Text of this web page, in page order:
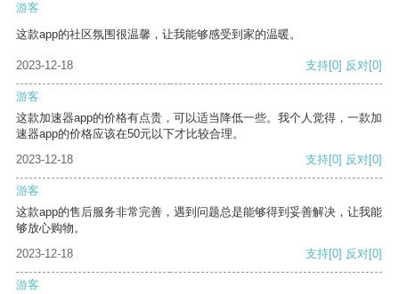
游客
这款app的社区氛围很温馨，让我能够感受到家的温暖。
2023-12-18 支持[0] 反对[0]
游客
这款加速器app的价格有点贵，可以适当降低一些。我个人觉得，一款加
速器app的价格应该在50元以下才比较合理。
2023-12-18
支持[0] 反对[0]
游客
这款app的售后服务非常完善，遇到问题总是能够得到妥善解决，让我能
够放心购物。
2023-12-18
支持[0] 反对[0]
游客